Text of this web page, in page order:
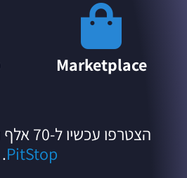
Marketplace
הצטרפו עכשיו ל-70 אלף המשתמשים ב-
PitStop
.